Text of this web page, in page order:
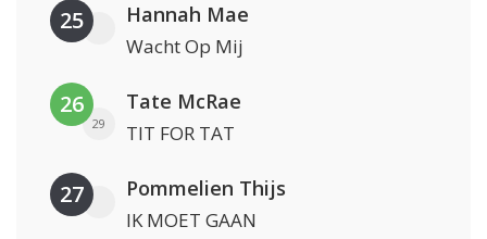
25 Hannah Mae
Wacht Op Mij
26
29
Tate McRae
TIT FOR TAT
27 Pommelien Thijs
IK MOET GAAN